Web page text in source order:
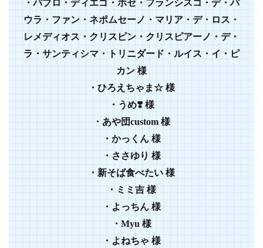
・パブロ・ディエゴ・ホセ・フランシスコ・デ・パ
ウラ・ファン・ネポムセーノ・マリア・デ・ロス・
レメディオス・クリスピン・クリスピアーノ・デ・
ラ・サンティシマ・トリニダード・ルイス・イ・ピ
カン 様
・ひろえちゃま☆ 様
・うめ❣️ 様
・あや団custom 様
・かっくん 様
・ささゆり 様
・新そば食べたい 様
・ミミ吉 様
・よっちん 様
・Myu 様
・よねちゃ 様